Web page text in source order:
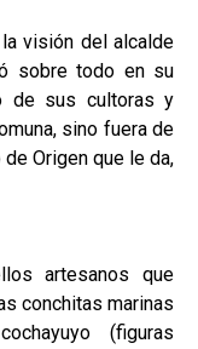
visión del alcalde
sobre todo en su
de sus cultoras y
sino fuera de
Origen que le da,
artesanos que
conchitas marinas
(figuras